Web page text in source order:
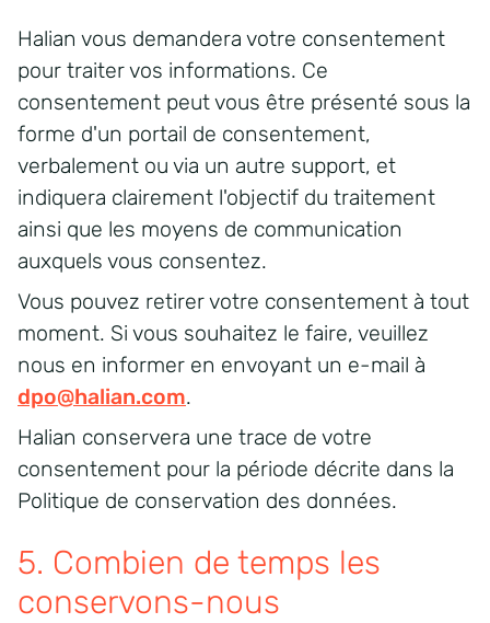
Halian vous demandera votre consentement
pour traiter vos informations. Ce
consentement peut vous être présenté sous la
forme d'un portail de consentement,
verbalement ou via un autre support, et
indiquera clairement l'objectif du traitement
ainsi que les moyens de communication
auxquels vous consentez.
Vous pouvez retirer votre consentement à tout
moment. Si vous souhaitez le faire, veuillez
nous en informer en envoyant un e-mail à
dpo@halian.com.
Halian conservera une trace de votre
consentement pour la période décrite dans la
Politique de conservation des données.
5. Combien de temps les
conservons-nous